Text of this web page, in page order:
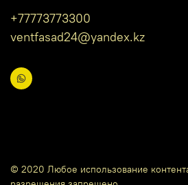
+77773773300
ventfasad24@yandex.kz
© 2020 Любое использование